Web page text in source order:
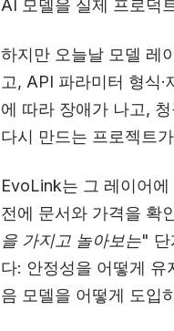
AI 모델을 실제 프로덕
하지만 오늘날 모델 레
고, API 파라미터 형식
에 따라 장애가 나고,
다시 만드는 프로젝트
EvoLink는 그 레이어
전에 문서와 가격을 확
을 가지고 놀아보는"
다: 안정성을 어떻게
음 모델을 어떻게 도입